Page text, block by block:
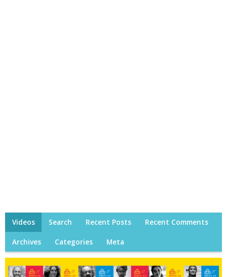
Videos Search Recent Posts Recent Comments
Archives Categories Meta